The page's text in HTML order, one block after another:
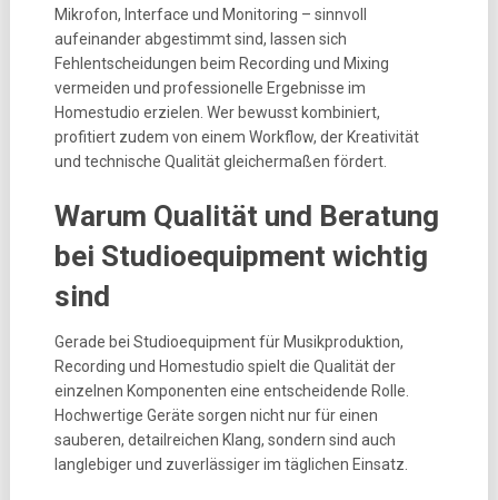
Mikrofon, Interface und Monitoring – sinnvoll
aufeinander abgestimmt sind, lassen sich
Fehlentscheidungen beim Recording und Mixing
vermeiden und professionelle Ergebnisse im
Homestudio erzielen. Wer bewusst kombiniert,
profitiert zudem von einem Workflow, der Kreativität
und technische Qualität gleichermaßen fördert.
Warum Qualität und Beratung
bei Studioequipment wichtig
sind
Gerade bei Studioequipment für Musikproduktion,
Recording und Homestudio spielt die Qualität der
einzelnen Komponenten eine entscheidende Rolle.
Hochwertige Geräte sorgen nicht nur für einen
sauberen, detailreichen Klang, sondern sind auch
langlebiger und zuverlässiger im täglichen Einsatz.